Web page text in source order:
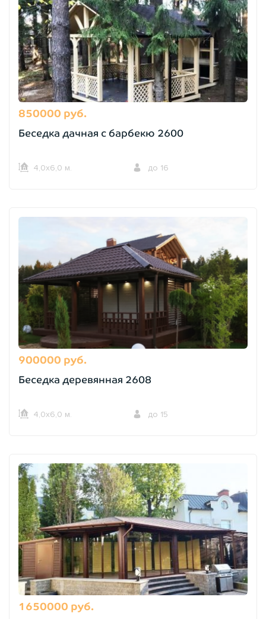
850000 руб.
Беседка дачная с барбекю 2600
4,0х6,0 м. до 16
900000 руб.
Беседка деревянная 2608
4,0х6,0 м. до 15
1650000 руб.